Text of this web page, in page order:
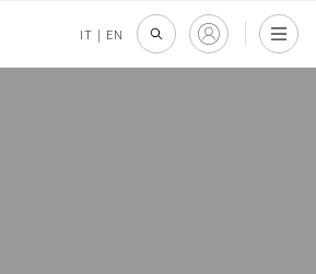
IT | EN